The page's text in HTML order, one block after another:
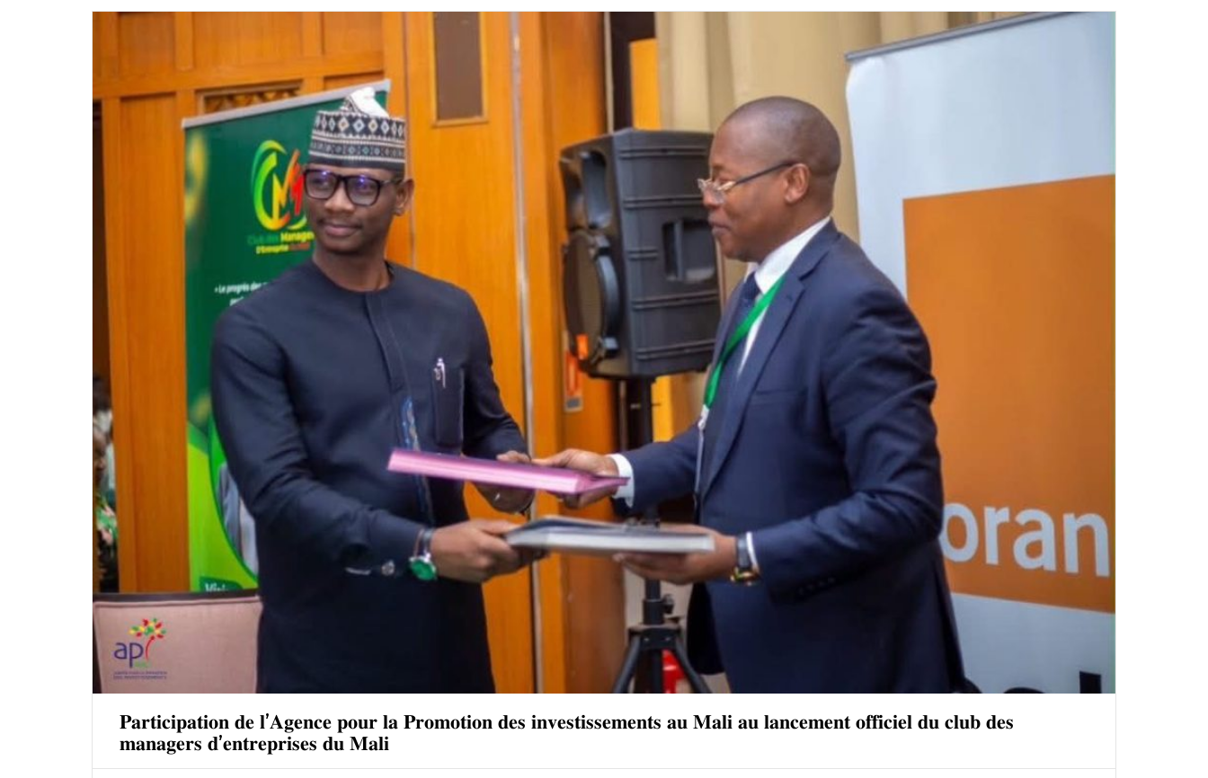
𝐏𝐚𝐫𝐭𝐢𝐜𝐢𝐩𝐚𝐭𝐢𝐨𝐧 𝐝𝐞 𝐥’𝐀𝐠𝐞𝐧𝐜𝐞 𝐩𝐨𝐮𝐫 𝐥𝐚 𝐏𝐫𝐨𝐦𝐨𝐭𝐢𝐨𝐧 𝐝𝐞𝐬 𝐢𝐧𝐯𝐞𝐬𝐭𝐢𝐬𝐬𝐞𝐦𝐞𝐧𝐭𝐬 𝐚𝐮 𝐌𝐚𝐥𝐢 𝐚𝐮 𝐥𝐚𝐧𝐜𝐞𝐦𝐞𝐧𝐭 𝐨𝐟𝐟𝐢𝐜𝐢𝐞𝐥 𝐝𝐮 𝐜𝐥𝐮𝐛 𝐝𝐞𝐬
𝐦𝐚𝐧𝐚𝐠𝐞𝐫𝐬 𝐝’𝐞𝐧𝐭𝐫𝐞𝐩𝐫𝐢𝐬𝐞𝐬 𝐝𝐮 𝐌𝐚𝐥𝐢